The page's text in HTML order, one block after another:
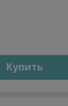
Купить